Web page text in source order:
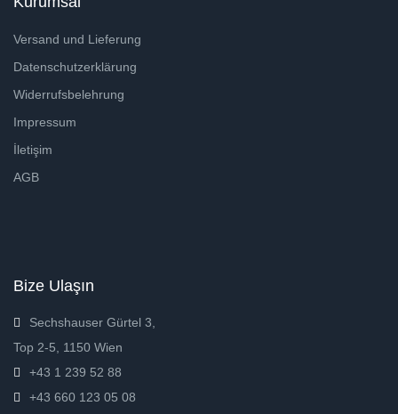
Versand und Lieferung
Datenschutzerklärung
Widerrufsbelehrung
Impressum
İletişim
AGB
Bize Ulaşın
Sechshauser Gürtel 3,
Top 2-5, 1150 Wien
+43 1 239 52 88
+43 660 123 05 08